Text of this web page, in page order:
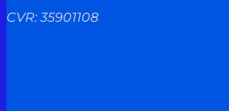
CVR: 35901108